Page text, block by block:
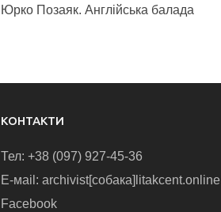
Юрко Позаяк. Англійська балада
КОНТАКТИ
Тел: +38 (097) 927-45-36
E-маіl: archivist[собака]litakcent.online
Facebook